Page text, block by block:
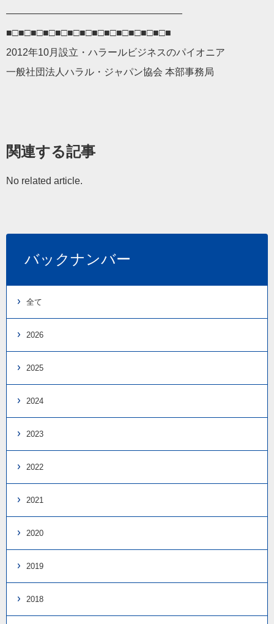
——————————————————
■□■□■□■□■□■□■□■□■□■□■□■□■□■
2012年10月設立・ハラールビジネスのパイオニア
一般社団法人ハラル・ジャパン協会 本部事務局
関連する記事
No related article.
バックナンバー
全て
2026
2025
2024
2023
2022
2021
2020
2019
2018